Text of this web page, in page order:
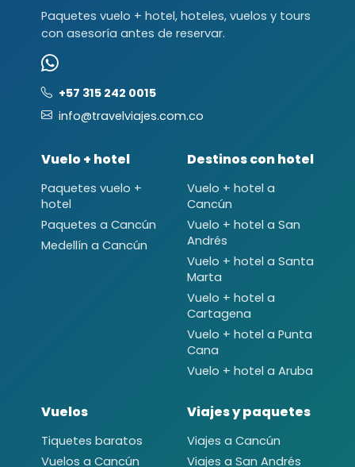
Paquetes vuelo + hotel, hoteles, vuelos y tours
con asesoría antes de reservar.
+57 315 242 0015
info@travelviajes.com.co
Vuelo + hotel
Paquetes vuelo +
hotel
Paquetes a Cancún
Medellín a Cancún
Destinos con hotel
Vuelo + hotel a
Cancún
Vuelo + hotel a San
Andrés
Vuelo + hotel a Santa
Marta
Vuelo + hotel a
Cartagena
Vuelo + hotel a Punta
Cana
Vuelo + hotel a Aruba
Vuelos
Tiquetes baratos
Vuelos a Cancún
Viajes y paquetes
Viajes a Cancún
Viajes a San Andrés